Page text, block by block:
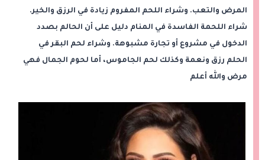
المرض والتعب. وشراء اللحم المفروم زيادة في الرزق والخير.
شراء اللحمة الفاسدة في المنام دليل على أن الحالم بصدد
الدخول في مشروع أو تجارة مشبوهة. وشراء لحم البقر في
الحلم رزق ونعمة وكذلك لحم الجاموس، أما لحوم الجمال فهي
مرض والله أعلم